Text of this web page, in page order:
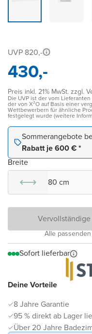
Deine Vorteile
8 Jahre Garantie
95 % direkt ab Lager
Über 20 Jahre
UVP 820,-
430,-
Preis inkl. 21% MwSt. zzgl.
Die UVP ist der vom
der von X²O auf Basis einer
Wettbewerbern für ähnliche
festgelegt wurde (weitere
Sommerangebote
Rabatt je 600 € *
Breite
80 cm
Alle
Sofort lieferbar